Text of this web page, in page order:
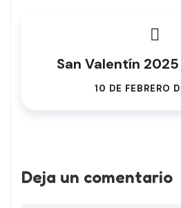
San Valentín 2025
10 DE FEBRERO
Deja un comentario